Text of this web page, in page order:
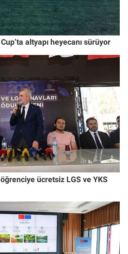
altyapı heyecanı sürüyor
ücretsiz LGS ve YKS